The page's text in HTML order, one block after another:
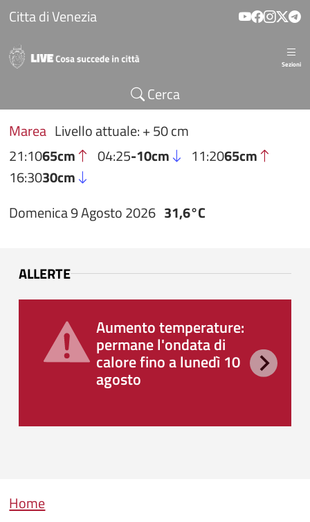
Salta al contenuto principale
Citta di Venezia
Sezioni
Cerca
Marea Livello attuale: + 50 cm
21:1065cm 04:25-10cm 11:2065cm
16:3030cm
Domenica 9 Agosto 2026 31,6°C
ALLERTE
Aumento temperature:
permane l'ondata di
calore fino a lunedì 10
agosto
Briciole di pane
Home